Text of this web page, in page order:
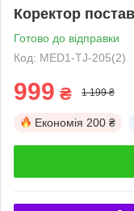
Коректор
Готово до відправки
Код: MED1-TJ-205(2)
999 ₴ 1 199 ₴
Економія 200 ₴